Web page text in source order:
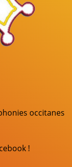
occitanes
!